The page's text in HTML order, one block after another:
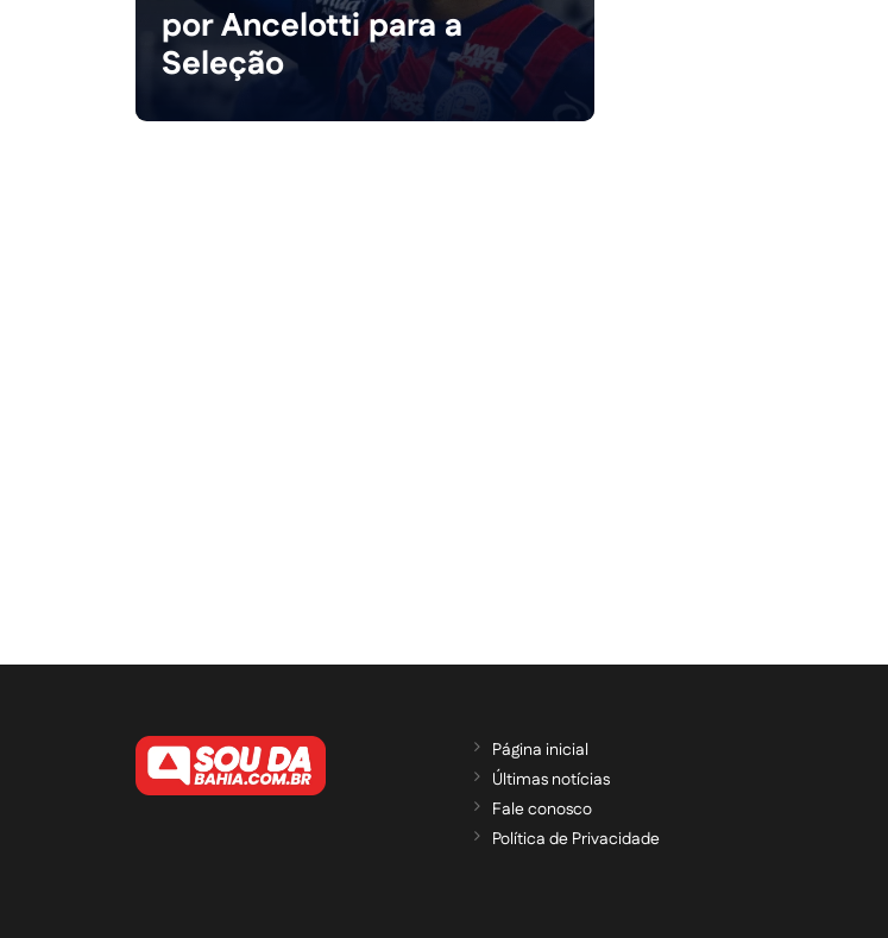
por Ancelotti para a
Seleção
Página inicial
Últimas notícias
Fale conosco
Política de Privacidade